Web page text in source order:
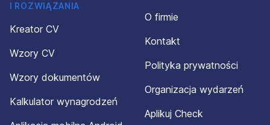
I ROZWIĄZANIA
Kreator CV
Wzory CV
Wzory dokumentów
Kalkulator wynagrodzeń
O firmie
Kontakt
Polityka prywatności
Organizacja wydarzeń
Aplikuj Check